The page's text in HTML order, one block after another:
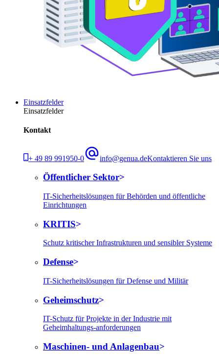
Einsatzfelder
Einsatzfelder
Kontakt
+ 49 89 991950-0 info@genua.deKontaktieren Sie uns
Öffentlicher Sektor
IT-Sicherheitslösungen für Behörden und öffentliche
Einrichtungen
KRITIS
Schutz kritischer Infrastrukturen und sensibler Systeme
Defense
IT-Sicherheitslösungen für Defense und Militär
Geheimschutz
IT-Schutz für Projekte in der Industrie mit
Geheimhaltungs-anforderungen
Maschinen- und Anlagenbau